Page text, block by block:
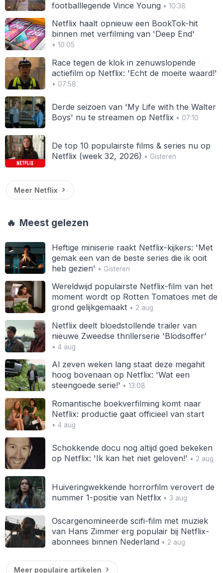
footballlegende Vince Young• 10:38
Netflix haalt opnieuw een BookTok-hit
binnen met verfilming van 'Deep End'
• 10:05
Race tegen de klok in zenuwslopende
actiefilm op Netflix: 'Echt de moeite waard!'
• 07:58
Derde seizoen van 'My Life with the Walter
Boys' nu te streamen op Netflix • 07:10
De top 10 populairste films & series nu op
Netflix (week 32, 2026) • Gisteren
Meer Netflix
🔥 Meest gelezen
Heftige miniserie raakt Netflix-kijkers: 'Met
gemak een van de beste series die ik ooit
heb gezien' • Gisteren
Wereldwijd populairste Netflix-film van het
moment wordt op Rotten Tomatoes met de
grond gelijkgemaakt • 2 aug
Netflix deelt bloedstollende trailer van
nieuwe Zweedse thrillerserie 'Blodsoffer'
• 4 aug
Al zeven weken lang staat deze megahit
hoog bovenaan op Netflix: 'Wat een
steengoede serie!' • 13:08
Romantische boekverfilming komt naar
Netflix: productie gaat officieel van start
• 4 aug
Schokkende docu nog altijd goed bekeken
op Netflix: 'Ik kan het niet geloven!' • 2 aug
Huiveringwekkende horrorfilm verovert de
nummer 1-positie van Netflix • 3 aug
Oscargenomineerde scifi-film met muziek
van Hans Zimmer erg populair bij Netflix-
abonnees binnen Nederland • 2 aug
Meer populaire artikelen